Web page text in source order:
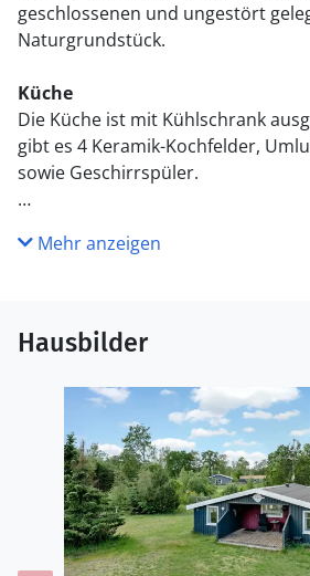
geschlossenen und ungestört
Naturgrundstück.
Küche
Die Küche ist mit Kühlschrank ausgestattet. Außerdem
gibt es 4 Keramik-Kochfelder,
sowie Geschirrspüler.
Die Ferienunterkunft liegt auf
Naturgrundstück. Die Entfernung
150 m. Die nächste
entfernt. Es steht ein 40 m²
Verfügung. Parkplatz auf dem
Einrichtung
Das Ferienhaus eignet sich für 5
Ferienunterkunft hat eine
wurde 1965 gebaut. 2013 wurde
Mehr anzeigen
Hausbilder